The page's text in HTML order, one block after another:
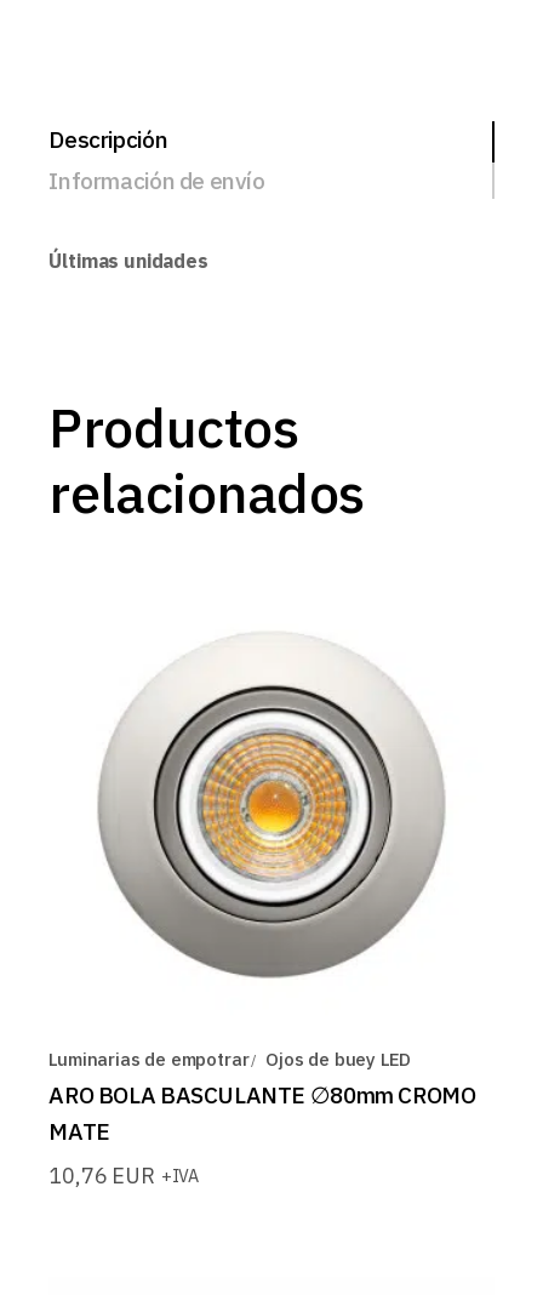
Descripción
Información de envío
Últimas unidades
Productos
relacionados
Luminarias de empotrar Ojos de buey LED
ARO BOLA BASCULANTE ∅80mm CROMO
MATE
10,76 EUR +IVA